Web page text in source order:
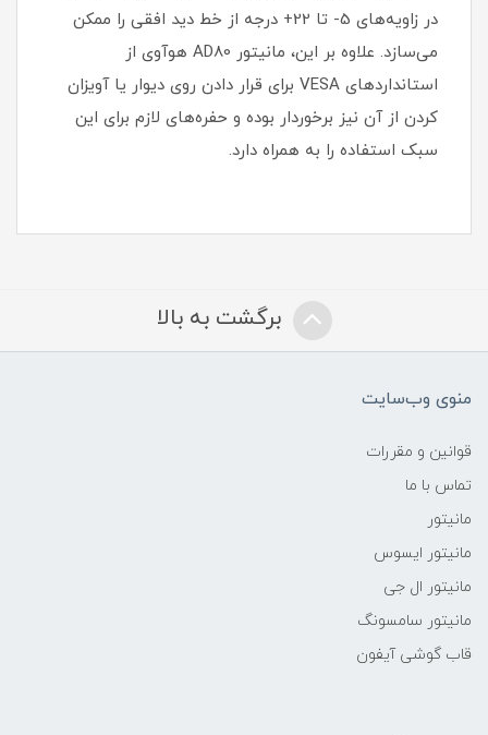
در زاویه‌های 5- تا 22+ درجه از خط دید افقی را ممکن
می‌سازد. علاوه بر این، مانیتور AD80 هوآوی از
استانداردهای VESA برای قرار دادن روی دیوار یا آویزان
کردن از آن نیز برخوردار بوده و حفره‌های لازم برای این
سبک استفاده را به همراه دارد.
برگشت به بالا
منوی وب‌سایت
قوانین و مقررات
تماس با ما
مانیتور
مانیتور ایسوس
مانیتور ال جی
مانیتور سامسونگ
قاب گوشی آیفون